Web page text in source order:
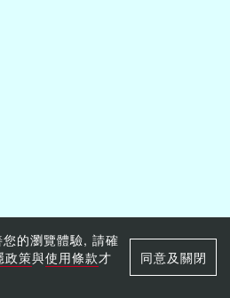
的瀏覽體驗, 請確
政策與使用條款才
同意及關閉